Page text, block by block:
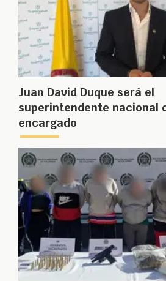
Juan David Duque será el
superintendente nacional
encargado